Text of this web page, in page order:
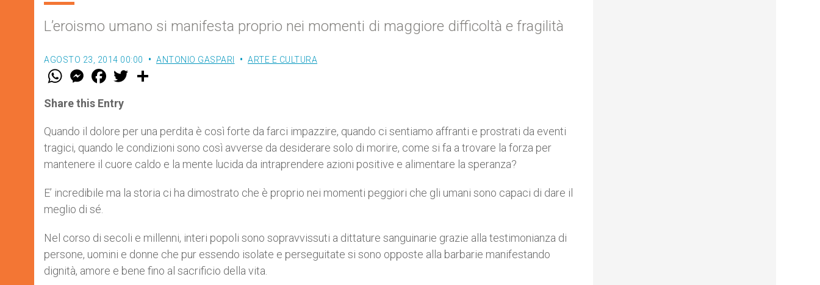
L’eroismo umano si manifesta proprio nei momenti di maggiore difficoltà e fragilità
AGOSTO 23, 2014 00:00 ANTONIO GASPARI ARTE E CULTURA
W
t
s
p
p
M
e
s
e
g
e
r
F
a
e
b
o
k
w
r
Share this Entry
Quando il dolore per una perdita è così forte da farci impazzire, quando ci sentiamo affranti e prostrati da eventi
tragici, quando le condizioni sono così avverse da desiderare solo di morire, come si fa a trovare la forza per
mantenere il cuore caldo e la mente lucida da intraprendere azioni positive e alimentare la speranza?
E’ incredibile ma la storia ci ha dimostrato che è proprio nei momenti peggiori che gli umani sono capaci di dare il
meglio di sé.
Nel corso di secoli e millenni, interi popoli sono sopravvissuti a dittature sanguinarie grazie alla testimonianza di
persone, uomini e donne che pur essendo isolate e perseguitate si sono opposte alla barbarie manifestando
dignità, amore e bene fino al sacrificio della vita.